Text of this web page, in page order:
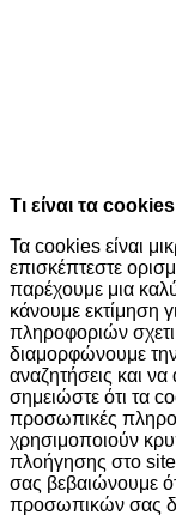
Τι είναι τα
Τα cookies είναι
επισκέπτεστε
παρέχουμε μια
κάνουμε εκτίμηση
πληροφοριών
διαμορφώνουμε την
αναζητήσεις και
σημειώστε ότι τα
προσωπικές
χρησιμοποιούν
πλοήγησης στο
σας βεβαιώνουμε
προσωπικών σας